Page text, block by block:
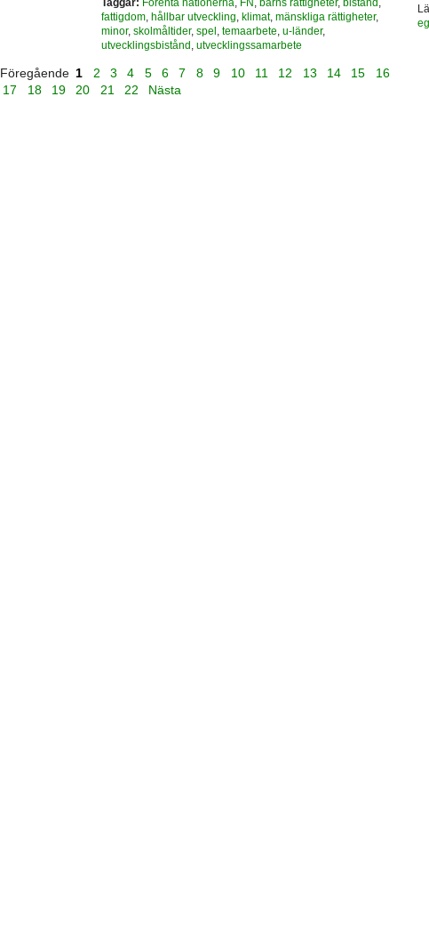
fattigdom, hållbar utveckling klimat, mänskliga rättigheter,
minor, skolmåltider, spel temaarbete u-länder,
utvecklingsbistånd utvecklingssamarbete
Föregående 1 2 3 4 5 6 7 8 9 10 11 12 13 14 15
16
17
18 19 20 21 22 Nästa